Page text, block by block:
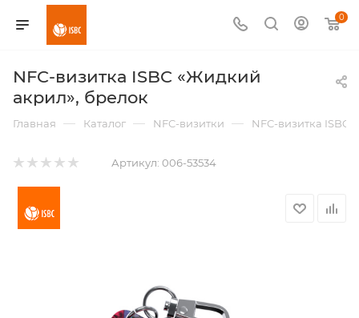
0
NFC-визитка ISBC «Жидкий
акрил», брелок
Главная — Каталог — NFC-визитки — NFC-визитка ISBC
Артикул: 006-53534